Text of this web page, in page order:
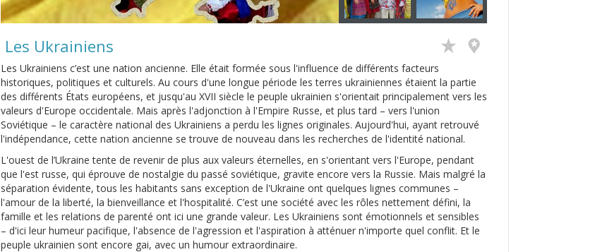
Les Ukrainiens
Les Ukrainiens c’est une nation ancienne. Elle était formée sous l'influence de différents facteurs
historiques, politiques et culturels. Au cours d'une longue période les terres ukrainiennes étaient la partie
des différents États européens, et jusqu'au XVII siècle le peuple ukrainien s'orientait principalement vers les
valeurs d'Europe occidentale. Mais après l'adjonction à l'Empire Russe, et plus tard – vers l'union
Soviétique – le caractère national des Ukrainiens a perdu les lignes originales. Aujourd'hui, ayant retrouvé
l'indépendance, cette nation ancienne se trouve de nouveau dans les recherches de l'identité national.
L'ouest de l’Ukraine tente de revenir de plus aux valeurs éternelles, en s'orientant vers l'Europe, pendant
que l'est russe, qui éprouve de nostalgie du passé soviétique, gravite encore vers la Russie. Mais malgré la
séparation évidente, tous les habitants sans exception de l'Ukraine ont quelques lignes communes –
l'amour de la liberté, la bienveillance et l'hospitalité. C’est une société avec les rôles nettement défini, la
famille et les relations de parenté ont ici une grande valeur. Les Ukrainiens sont émotionnels et sensibles
– d'ici leur humeur pacifique, l'absence de l'agression et l'aspiration à atténuer n'importe quel conflit. Et le
peuple ukrainien sont encore gai, avec un humour extraordinaire.